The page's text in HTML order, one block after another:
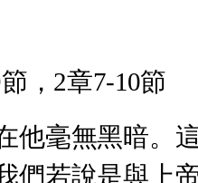
，2章7-10節
他毫無黑暗。
們若說是與上